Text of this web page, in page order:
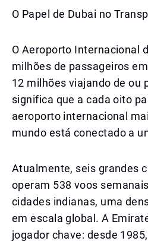
O Papel de Dubai no
O Aeroporto Internacional
milhões de passageiros
12 milhões viajando de ou
significa que a cada oito
aeroporto internacional
mundo está conectado a
Atualmente, seis grandes
operam 538 voos
cidades indianas, uma
em escala global. A
jogador chave: desde